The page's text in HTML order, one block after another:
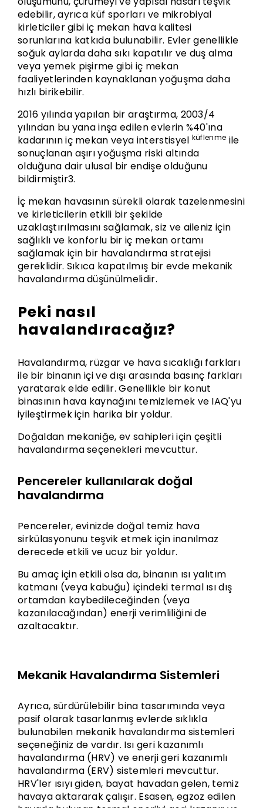
edebilir, ayrıca küf sporları ve mikrobiyal
kirleticiler gibi iç mekan hava kalitesi
sorunlarına katkıda bulunabilir. Evler genellikle
soğuk aylarda daha sıkı kapatılır ve duş alma
veya yemek pişirme gibi iç mekan
faaliyetlerinden kaynaklanan yoğuşma daha
hızlı birikebilir.
2016 yılında yapılan bir araştırma, 2003/4
yılından bu yana inşa edilen evlerin %40'ına
kadarının iç mekan veya interstisyel küflenme ile
sonuçlanan aşırı yoğuşma riski altında
olduğuna dair ulusal bir endişe olduğunu
bildirmiştir3.
İç mekan havasının sürekli olarak tazelenmesini
ve kirleticilerin etkili bir şekilde
uzaklaştırılmasını sağlamak, siz ve aileniz için
sağlıklı ve konforlu bir iç mekan ortamı
sağlamak için bir havalandırma stratejisi
gereklidir. Sıkıca kapatılmış bir evde mekanik
havalandırma düşünülmelidir.
Peki nasıl
havalandıracağız?
Havalandırma, rüzgar ve hava sıcaklığı farkları
ile bir binanın içi ve dışı arasında basınç farkları
yaratarak elde edilir. Genellikle bir konut
binasının hava kaynağını temizlemek ve IAQ'yu
iyileştirmek için harika bir yoldur.
Doğaldan mekaniğe, ev sahipleri için çeşitli
havalandırma seçenekleri mevcuttur.
Pencereler kullanılarak doğal
havalandırma
Pencereler, evinizde doğal temiz hava
sirkülasyonunu teşvik etmek için inanılmaz
derecede etkili ve ucuz bir yoldur.
Bu amaç için etkili olsa da, binanın ısı yalıtım
katmanı (veya kabuğu) içindeki termal ısı dış
ortamdan kaybedileceğinden (veya
kazanılacağından) enerji verimliliğini de
azaltacaktır.
Mekanik Havalandırma Sistemleri
Ayrıca, sürdürülebilir bina tasarımında veya
pasif olarak tasarlanmış evlerde sıklıkla
bulunabilen mekanik havalandırma sistemleri
seçeneğiniz de vardır. Isı geri kazanımlı
havalandırma (HRV) ve enerji geri kazanımlı
havalandırma (ERV) sistemleri mevcuttur.
HRV'ler ısıyı giden, bayat havadan gelen, temiz
havaya aktararak çalışır. Esasen, egzoz edilen